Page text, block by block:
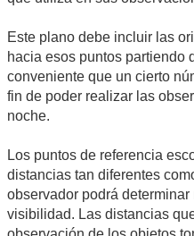
Este plano debe incluir las
hacia esos puntos partiendo
conveniente que un cierto
fin de poder realizar las
noche.
Los puntos de referencia
distancias tan diferentes
observador podrá
visibilidad. Las distancias